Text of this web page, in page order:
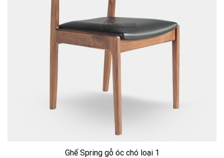
Ghế Spring gỗ óc chó loại 1